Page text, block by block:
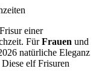
einer
FürFrauen und
natürliche Eleganz
elf Frisuren